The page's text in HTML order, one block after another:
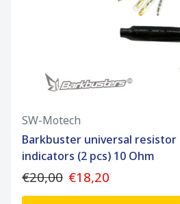
SW-Motech
Barkbuster universal resistor
indicators (2 pcs) 10 Ohm
€20,00 €18,20